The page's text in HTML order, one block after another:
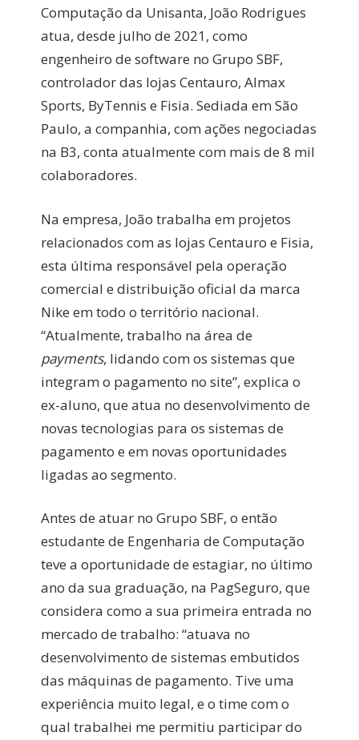
Computação da Unisanta, João Rodrigues
atua, desde julho de 2021, como
engenheiro de software no Grupo SBF,
controlador das lojas Centauro, Almax
Sports, ByTennis e Fisia. Sediada em São
Paulo, a companhia, com ações negociadas
na B3, conta atualmente com mais de 8 mil
colaboradores.
Na empresa, João trabalha em projetos
relacionados com as lojas Centauro e Fisia,
esta última responsável pela operação
comercial e distribuição oficial da marca
Nike em todo o território nacional.
“Atualmente, trabalho na área de
payments, lidando com os sistemas que
integram o pagamento no site”, explica o
ex-aluno, que atua no desenvolvimento de
novas tecnologias para os sistemas de
pagamento e em novas oportunidades
ligadas ao segmento.
Antes de atuar no Grupo SBF, o então
estudante de Engenharia de Computação
teve a oportunidade de estagiar, no último
ano da sua graduação, na PagSeguro, que
considera como a sua primeira entrada no
mercado de trabalho: “atuava no
desenvolvimento de sistemas embutidos
das máquinas de pagamento. Tive uma
experiência muito legal, e o time com o
qual trabalhei me permitiu participar do